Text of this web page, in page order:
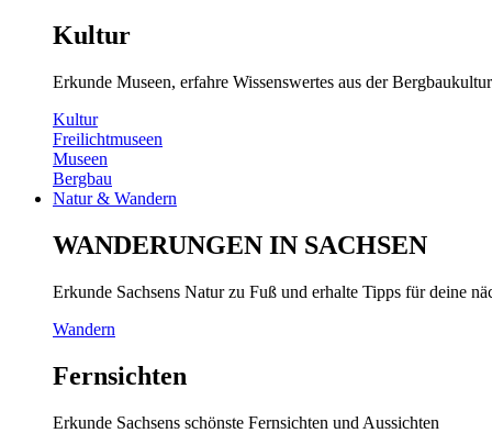
Kultur
Erkunde Museen, erfahre Wissenswertes aus der
Kultur
Freilichtmuseen
Museen
Bergbau
Natur & Wandern
WANDERUNGEN IN SACHSEN
Erkunde Sachsens Natur zu Fuß und erhalte Tipps für deine
Wandern
Fernsichten
Erkunde Sachsens schönste Fernsichten und Aussichten